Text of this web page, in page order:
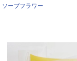
ソープフラワー